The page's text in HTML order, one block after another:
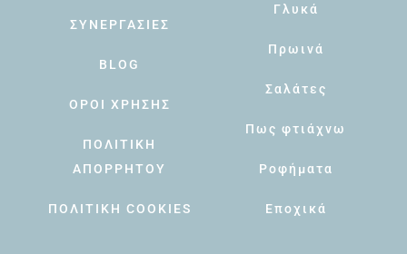
ΣΥΝΕΡΓΑΣΙΕΣ
BLOG
ΟΡΟΙ ΧΡΗΣΗΣ
ΠΟΛΙΤΙΚΗ
ΑΠΟΡΡΗΤΟΥ
ΠΟΛΙΤΙΚΗ COOKIES
Γλυκά
Πρωινά
Σαλάτες
Πως φτιάχνω
Ροφήματα
Εποχικά